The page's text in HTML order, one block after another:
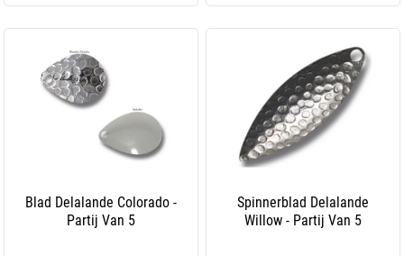
Blad Delalande Colorado -
Partij Van 5
Spinnerblad Delalande
Willow - Partij Van 5